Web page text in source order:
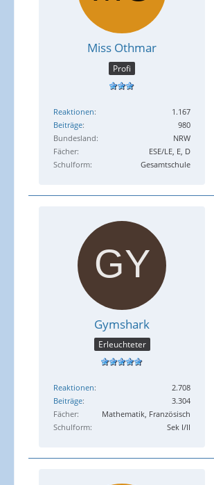
Miss Othmar
Profi
Reaktionen
1.167
Beiträge
980
Bundesland
NRW
Fächer
ESE/LE, E, D
Schulform
Gesamtschule
Gymshark
Erleuchteter
Reaktionen
2.708
Beiträge
3.304
Fächer
Mathematik, Französisch
Schulform
Sek I/II